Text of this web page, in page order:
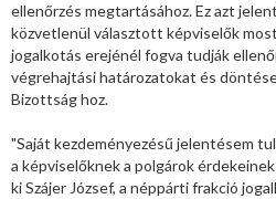
ellenőrzés megtartásához. Ez azt
közvetlenül választott képviselők
jogalkotás erejénél fogva tudják
végrehajtási határozatokat és
Bizottság hoz.
"Saját kezdeményezésű jelentésem
a képviselőknek a polgárok
ki Szájer József, a néppárti frakció